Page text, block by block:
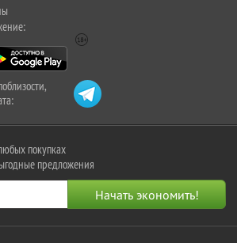
покупках
предложения